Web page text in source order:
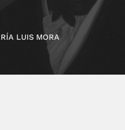
LUIS MORA